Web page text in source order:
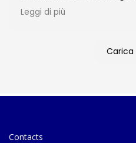
meisten mit Blick aufs Meer.
Gute, saubere und
Mehr braucht man nicht,
Leggi di più
Carica
Contacts